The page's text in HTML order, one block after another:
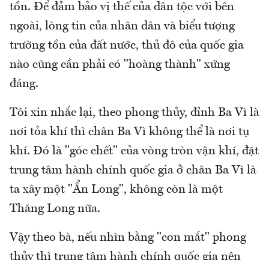
tồn. Để đảm bảo vị thế của dân tộc với bên
ngoài, lòng tin của nhân dân và biểu tượng
trường tồn của đất nước, thủ đô của quốc gia
nào cũng cần phải có "hoàng thành" xứng
đáng.
Tôi xin nhắc lại, theo phong thủy, đỉnh Ba Vì là
nơi tỏa khí thì chân Ba Vì không thể là nơi tụ
khí. Đó là "góc chết" của vòng tròn vận khí, đặt
trung tâm hành chính quốc gia ở chân Ba Vì là
ta xây một "Ẩn Long", không còn là một
Thăng Long nữa.
Vậy theo bà, nếu nhìn bằng "con mắt" phong
thủy thì trung tâm hành chính quốc gia nên